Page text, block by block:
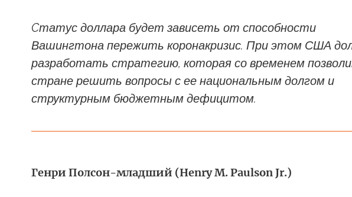
Cтатус доллара будет зависеть от способности
Вашингтона пережить коронакризис. При этом США
разработать стратегию, которая со временем
стране решить вопросы с ее национальным долгом и
структурным бюджетным дефицитом.
Генри Полсон-младший (Henry M. Paulson Jr.)